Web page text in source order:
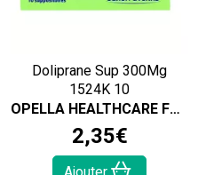
Doliprane Sup 300Mg
1524K 10
OPELLA HEALTHCARE FRANCE SAS
2,35€